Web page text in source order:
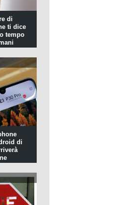
di
ti dice
tempo
di